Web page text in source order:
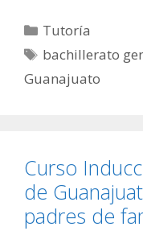
Categorías
Tutoría
Etiquetas
bachillerato
Guanajuato
Curso
de
padres de